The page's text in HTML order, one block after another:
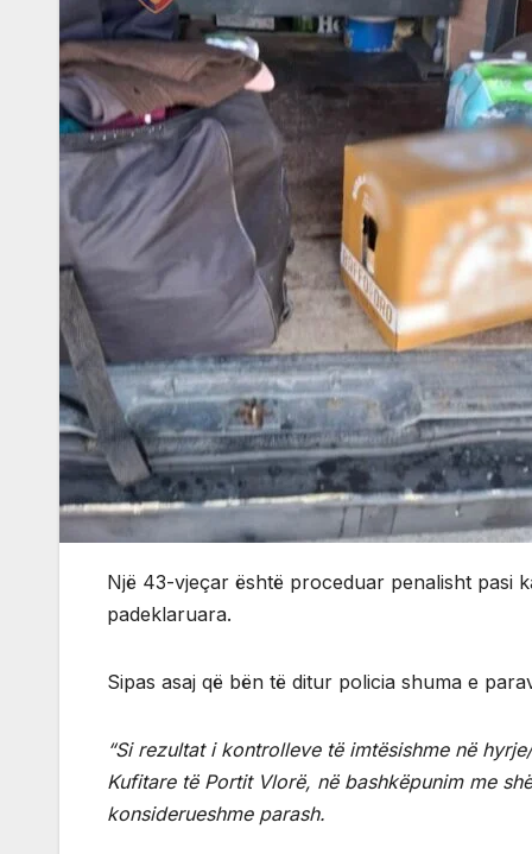
Një 43-vjeçar është proceduar penalisht pasi
padeklaruara.
Sipas asaj që bën të ditur policia shuma e
“Si rezultat i kontrolleve të imtësishme në
Kufitare të Portit Vlorë, në bashkëpunim me
konsiderueshme parash.